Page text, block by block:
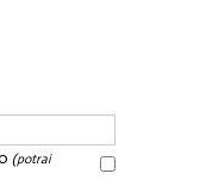
(potrai